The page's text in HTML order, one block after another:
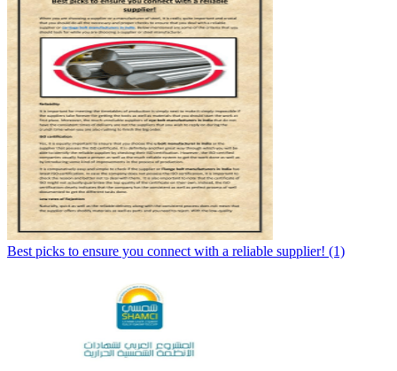
Best picks to ensure you connect with a reliable supplier! (1)